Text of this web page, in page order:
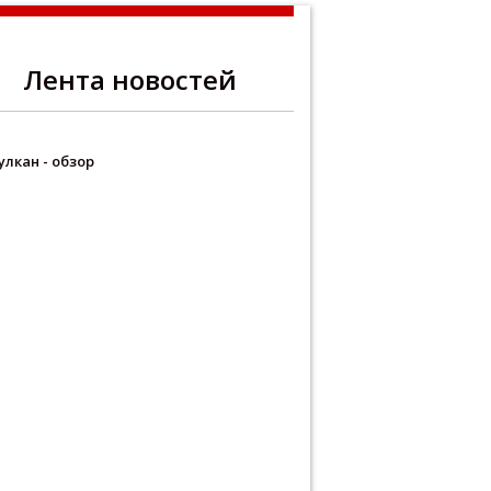
Лента новостей
- обзор